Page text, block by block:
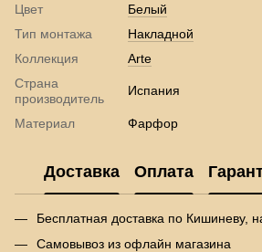
Цвет
Белый
Тип монтажа
Накладной
Коллекция
Arte
Страна
производитель
Испания
Материал Фарфор
Доставка Оплата
Бесплатная доставка по Кишиневу,
Самовывоз из офлайн магазина